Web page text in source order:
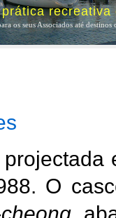
os seus Associados até
O
,